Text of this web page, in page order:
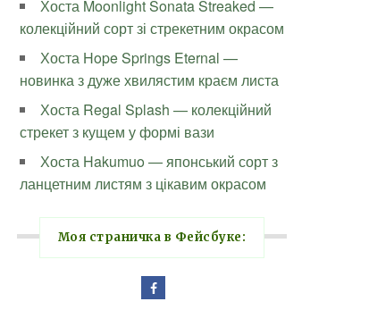
Хоста Moonlight Sonata Streaked —
колекційний сорт зі стрекетним окрасом
Хоста Hope Springs Eternal —
новинка з дуже хвилястим краєм листа
Хоста Regal Splash — колекційний
стрекет з кущем у формі вази
Хоста Hakumuo — японський сорт з
ланцетним листям з цікавим окрасом
Моя страничка в Фейсбуке: